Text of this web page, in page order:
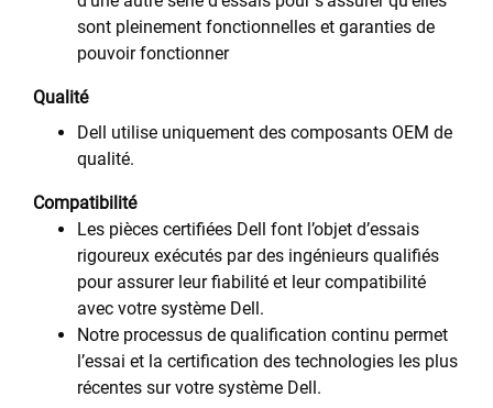
sont pleinement fonctionnelles et garanties de
pouvoir fonctionner
Qualité
Dell utilise uniquement des composants OEM de
qualité.
Compatibilité
Les pièces certifiées Dell font l’objet d’essais
rigoureux exécutés par des ingénieurs qualifiés
pour assurer leur fiabilité et leur compatibilité
avec votre système Dell.
Notre processus de qualification continu permet
l’essai et la certification des technologies les plus
récentes sur votre système Dell.